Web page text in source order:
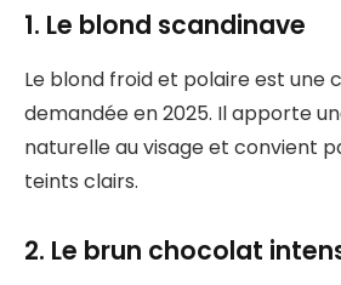
1. Le blond scandinave
Le blond froid et polaire est une
demandée en 2025. Il apporte
naturelle au visage et convient
teints clairs.
2. Le brun chocolat